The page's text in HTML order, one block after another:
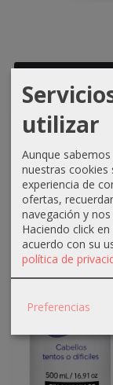
utilizar
Aunque
nuestras
experiencia de
ofertas,
navegación y
Haciendo click
acuerdo con su
política de
Preferencias